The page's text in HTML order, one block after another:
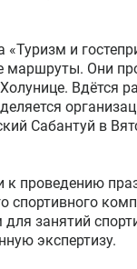
и
маршруты. Они
Вдётся
Сабантуй в
к проведению
спортивного
занятий
экспертизу.